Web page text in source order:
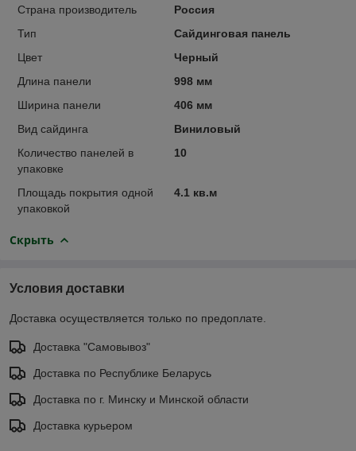
Страна производитель
Россия
Тип
Сайдинговая панель
Цвет
Черный
Длина панели
998 мм
Ширина панели
406 мм
Вид сайдинга
Виниловый
Количество панелей в
упаковке
10
Площадь покрытия одной
упаковкой
4.1 кв.м
Скрыть
Условия доставки
Доставка осуществляется только по предоплате.
Доставка "Самовывоз"
Доставка по Республике Беларусь
Доставка по г. Минску и Минской области
Доставка курьером